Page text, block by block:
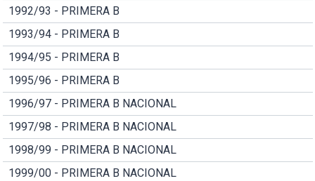
1992/93 - PRIMERA B
1993/94 - PRIMERA B
1994/95 - PRIMERA B
1995/96 - PRIMERA B
1996/97 - PRIMERA B NACIONAL
1997/98 - PRIMERA B NACIONAL
1998/99 - PRIMERA B NACIONAL
1999/00 - PRIMERA B NACIONAL